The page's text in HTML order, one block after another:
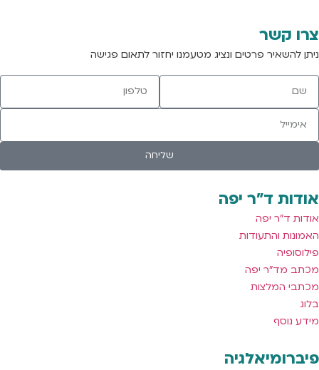
צרו קשר
ניתן להשאיר פרטים ונציג מטעמנו יחזור לתאום פגישה
שליחה
אודות ד"ר יפה
אודות ד"ר יפה
האמונות והתעודות
פילוסופיה
מכתב מד"ר יפה
מכתבי המלצות
בלוג
מידע נוסף
פיברומיאלגיה